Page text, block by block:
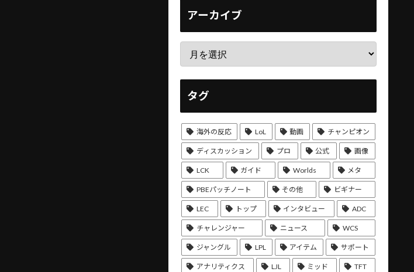
アーカイブ
タグ
海外の反応 LoL 動画 チャンピオン
ディスカッション プロ 公式 画像
LCK ガイド Worlds メタ
PBEパッチノート その他 ビギナー
LEC トップ インタビュー ADC
チャレンジャー ニュース WCS
ジャングル LPL アイテム サポート
アナリティクス LJL ミッド TFT